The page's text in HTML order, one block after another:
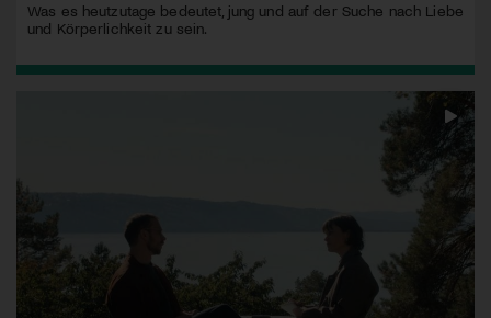
Was es heutzutage bedeutet, jung und auf der Suche nach Liebe
und Körperlichkeit zu sein.